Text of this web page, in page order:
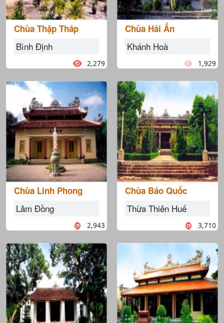
Chùa Thập Tháp
Bình Định
2,279
Chùa Linh Phong
Lâm Đồng
2,943
Chùa Hải Ấn
Khánh Hoà
1,929
Chùa Báo Quốc
Thừa Thiên Huế
3,710